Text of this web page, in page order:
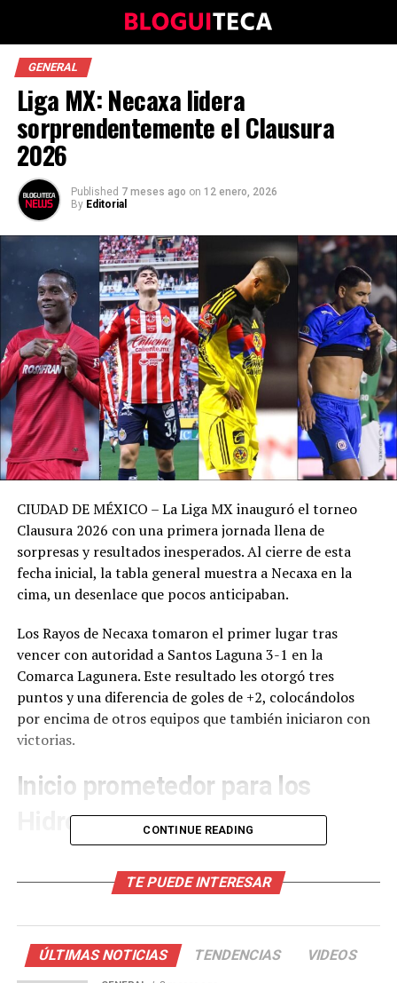
GENERAL
Liga MX: Necaxa lidera
sorprendentemente el Clausura
2026
Published 7 meses ago on 12 enero, 2026
By Editorial
CIUDAD DE MÉXICO – La Liga MX inauguró el torneo
Clausura 2026 con una primera jornada llena de
sorpresas y resultados inesperados. Al cierre de esta
fecha inicial, la tabla general muestra a Necaxa en la
cima, un desenlace que pocos anticipaban.
Los Rayos de Necaxa tomaron el primer lugar tras
vencer con autoridad a Santos Laguna 3-1 en la
Comarca Lagunera. Este resultado les otorgó tres
puntos y una diferencia de goles de +2, colocándolos
por encima de otros equipos que también iniciaron con
victorias.
Inicio prometedor para los
Hidrorrayos
expectativas sobre su potencial en el torneo. Aunque es
2026, su victoria contundente sugiere que podrían ser
un equipo a seguir en las próximas jornadas.
CONTINUE READING
TE PUEDE INTERESAR
ÚLTIMAS NOTICIAS TENDENCIAS VIDEOS